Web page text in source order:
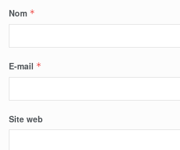
Nom *
E-mail *
Site web